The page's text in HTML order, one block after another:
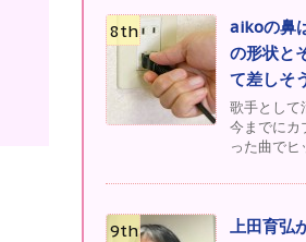
aikoの鼻
の形状と
て差しそ
歌手として
今までにカ
った曲でヒ
上田育弘